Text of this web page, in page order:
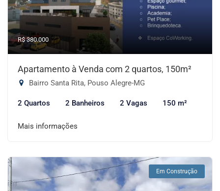
R$ 380.000
Apartamento à Venda com 2 quartos, 150m²
Bairro Santa Rita, Pouso Alegre-MG
2 Quartos 2 Banheiros 2 Vagas 150 m²
Mais informações
Em Construção